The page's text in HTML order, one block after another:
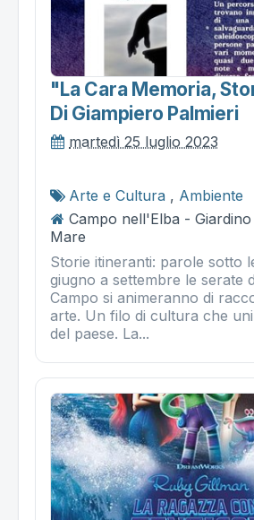
"la Cara Memoria,
Di Giampiero Palmieri
martedì 25 luglio 2023
Arte e Cultura , Ambiente
Campo nell'Elba -
Mare
Storie itineranti: parole sotto
giugno a settembre le serate
Campo si animeranno di
arte. Un filo di cultura che
del paese. La...